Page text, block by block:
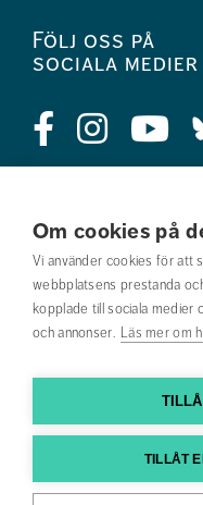
Om cookies på
Vi använder cookies för att
webbplatsens prestanda
kopplade till sociala medier
och annonser. Läs mer om
TILLÅT
Följ oss på
sociala medier
Jobba hos oss
Nyhetsbrev
Om webbplatsen
Hitta till oss
Hitta din utbildning